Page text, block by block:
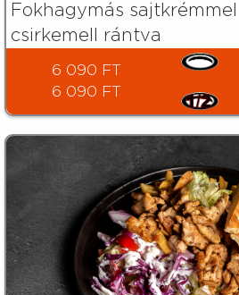
Fokhagymás
csirkemell rántva
6 090 FT
6 090 FT